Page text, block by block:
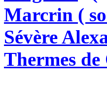
Marcrin (
Sévère
Thermes